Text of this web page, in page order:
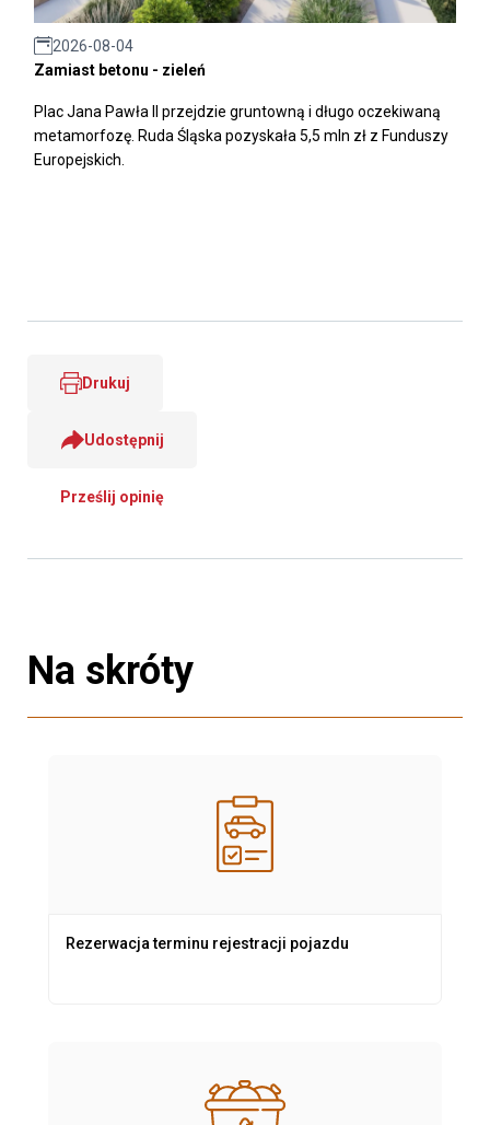
2026-08-04
Zamiast betonu - zieleń
Plac Jana Pawła II przejdzie gruntowną i długo oczekiwaną
metamorfozę. Ruda Śląska pozyskała 5,5 mln zł z Funduszy
Europejskich.
Drukuj
Udostępnij
Prześlij opinię
Na skróty
Rezerwacja terminu rejestracji pojazdu